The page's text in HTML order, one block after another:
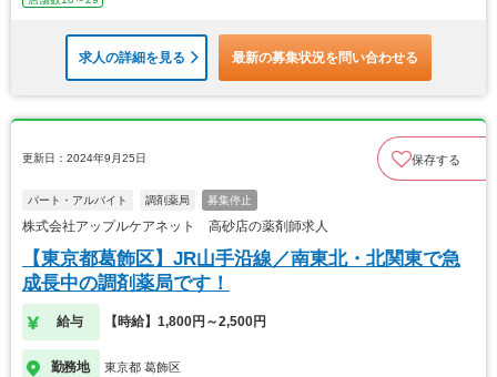
求人の詳細を見る 最新の募集状況を問い合わせる
更新日：2024年9月25日 保存する
パート・アルバイト 調剤薬局 募集停止
株式会社アップルケアネット 高砂店の薬剤師求人
【東京都葛飾区】JR山手沿線／南東北・北関東で急
成長中の調剤薬局です！
給与 【時給】1,800円～2,500円
勤務地 東京都 葛飾区